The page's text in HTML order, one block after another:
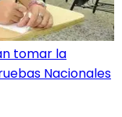
tomar la
Nacionales